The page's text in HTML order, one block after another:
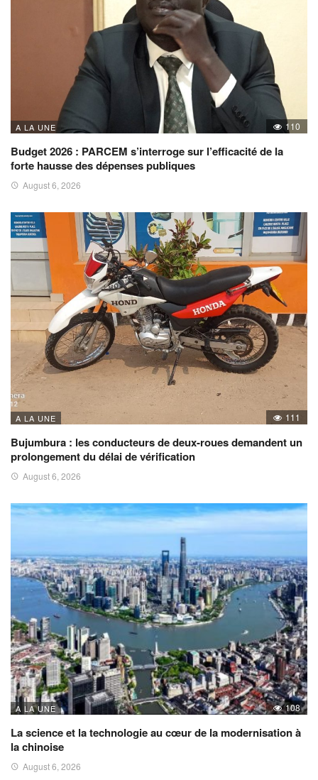
A LA UNE 110
Budget 2026 : PARCEM s’interroge sur l’efficacité de la
forte hausse des dépenses publiques
August 6, 2026
A LA UNE 111
Bujumbura : les conducteurs de deux-roues demandent un
prolongement du délai de vérification
August 6, 2026
A LA UNE 108
La science et la technologie au cœur de la modernisation à
la chinoise
August 6, 2026